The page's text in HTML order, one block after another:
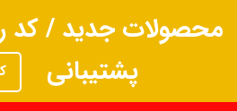
محصولات جدید / کد
پشتیبانی